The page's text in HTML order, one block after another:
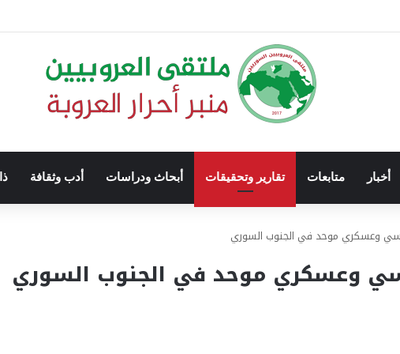
أخبار متابعات تقارير وتحقيقات أبحاث ودراسات أدب وثقافة
وعسكري موحد في الجنوب السوري
وعسكري موحد في الجنوب السوري